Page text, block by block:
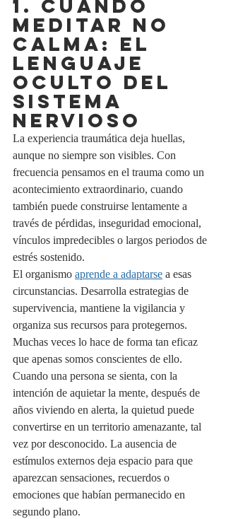
1. Cuando
meditar no
calma: el
lenguaje
oculto del
sistema
nervioso
La experiencia traumática deja huellas,
aunque no siempre son visibles. Con
frecuencia pensamos en el trauma como un
acontecimiento extraordinario, cuando
también puede construirse lentamente a
través de pérdidas, inseguridad emocional,
vínculos impredecibles o largos periodos de
estrés sostenido.
El organismo aprende a adaptarse a esas
circunstancias. Desarrolla estrategias de
supervivencia, mantiene la vigilancia y
organiza sus recursos para protegernos.
Muchas veces lo hace de forma tan eficaz
que apenas somos conscientes de ello.
Cuando una persona se sienta, con la
intención de aquietar la mente, después de
años viviendo en alerta, la quietud puede
convertirse en un territorio amenazante, tal
vez por desconocido. La ausencia de
estímulos externos deja espacio para que
aparezcan sensaciones, recuerdos o
emociones que habían permanecido en
segundo plano.